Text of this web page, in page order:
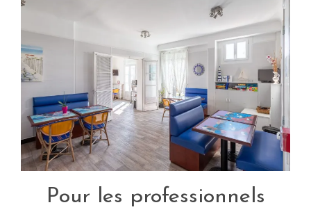
Pour les professionnels